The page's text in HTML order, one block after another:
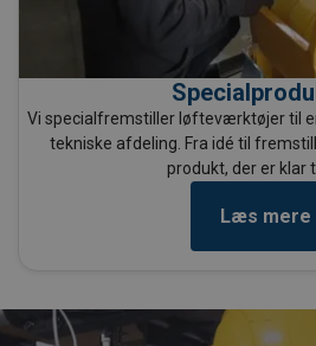
Vi specialfremstiller løfteværktøjer til
tekniske afdeling. Fra idé til
produkt, der er klar
Læs mere